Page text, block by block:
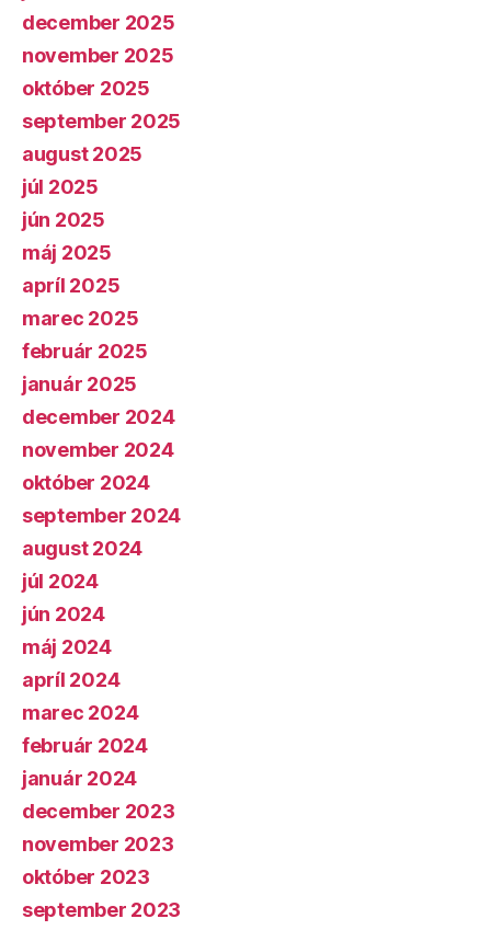
december 2025
november 2025
október 2025
september 2025
august 2025
júl 2025
jún 2025
máj 2025
apríl 2025
marec 2025
február 2025
január 2025
december 2024
november 2024
október 2024
september 2024
august 2024
júl 2024
jún 2024
máj 2024
apríl 2024
marec 2024
február 2024
január 2024
december 2023
november 2023
október 2023
september 2023